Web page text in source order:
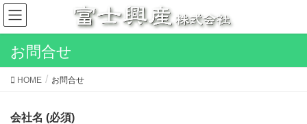
お問合せ
HOME お問合せ
会社名 (必須)